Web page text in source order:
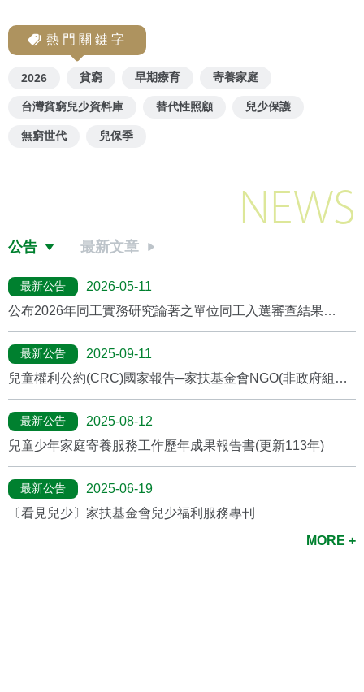
熱門關鍵字
2026 貧窮 早期療育 寄養家庭
台灣貧窮兒少資料庫 替代性照顧 兒少保護
無窮世代 兒保季
NEWS
公告 最新文章
最新公告
2026-05-11
公布2026年同工實務研究論著之單位同工入選審查結果
最新公告
2025-09-11
兒童權利公約(CRC)國家報告─家扶基金會NGO(非政府組織)
最新公告
2025-08-12
兒童少年家庭寄養服務工作歷年成果報告書(更新113年)
最新公告
2025-06-19
〔看見兒少〕家扶基金會兒少福利服務專刊
MORE +